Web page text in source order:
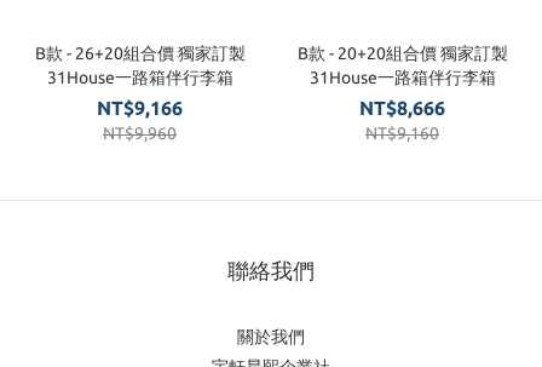
B款 - 26+20組合價 獨家訂製
31House一路箱伴行李箱
NT$9,166
NT$9,960
B款 - 20+20組合價 獨家訂製
31House一路箱伴行李箱
NT$8,666
NT$9,160
聯絡我們
關於我們